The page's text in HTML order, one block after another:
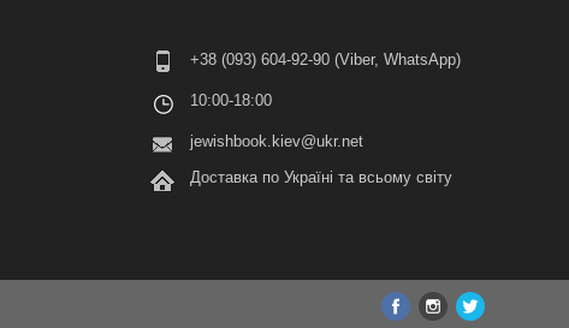
+38 (093) 604-92-90 (Viber, WhatsApp)
10:00-18:00
jewishbook.kiev@ukr.net
Доставка по Україні та всьому світу